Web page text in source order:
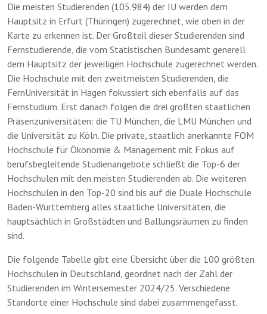
Die meisten Studierenden (105.984) der IU werden dem
Hauptsitz in Erfurt (Thüringen) zugerechnet, wie oben in der
Karte zu erkennen ist. Der Großteil dieser Studierenden sind
Fernstudierende, die vom Statistischen Bundesamt generell
dem Hauptsitz der jeweiligen Hochschule zugerechnet werden.
Die Hochschule mit den zweitmeisten Studierenden, die
FernUniversität in Hagen fokussiert sich ebenfalls auf das
Fernstudium. Erst danach folgen die drei größten staatlichen
Präsenzuniversitäten: die TU München, die LMU München und
die Universität zu Köln. Die private, staatlich anerkannte FOM
Hochschule für Ökonomie & Management mit Fokus auf
berufsbegleitende Studienangebote schließt die Top-6 der
Hochschulen mit den meisten Studierenden ab. Die weiteren
Hochschulen in den Top-20 sind bis auf die Duale Hochschule
Baden-Württemberg alles staatliche Universitäten, die
hauptsächlich in Großstädten und Ballungsräumen zu finden
sind.
Die folgende Tabelle gibt eine Übersicht über die 100 größten
Hochschulen in Deutschland, geordnet nach der Zahl der
Studierenden im Wintersemester 2024/25. Verschiedene
Standorte einer Hochschule sind dabei zusammengefasst.